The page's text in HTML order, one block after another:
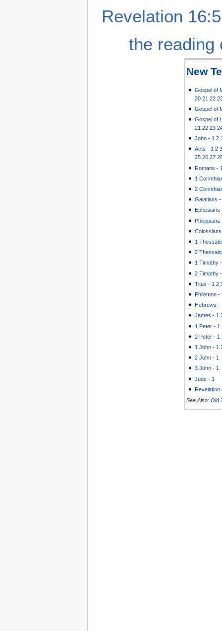
Revelation
the reading
New
Gospel of
20 21 22
Gospel of
Gospel of
21 22 23
John - 1 2
Acts -1 2
25 26 27
Romans -
1
2
Galatians
Ephesians
Philippians
Colossians
1
2
1 Timothy
2 Timothy
Titus - 1 2
Philemon -
Hebrews -
James -1
1 Peter - 1
2 Peter - 1
1 John - 1
2 John - 1
3 John -1
Jude - 1
Revelation
See Also: Old